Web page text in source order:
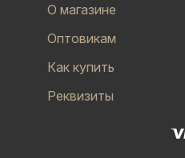
О магазине
Оптовикам
Как купить
Реквизиты